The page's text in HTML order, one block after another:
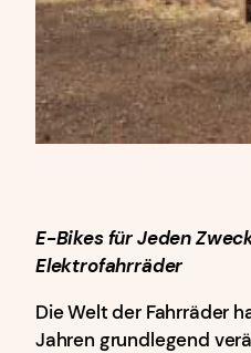
E-Bikes für Jeden
Elektrofahrräder
Die Welt der Fahrräder
Jahren grundlegend